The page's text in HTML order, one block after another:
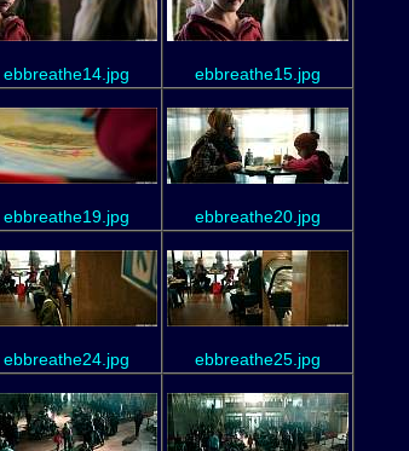
ebbreathe14.jpg ebbreathe15.jpg
ebbreathe19.jpg ebbreathe20.jpg
ebbreathe24.jpg ebbreathe25.jpg